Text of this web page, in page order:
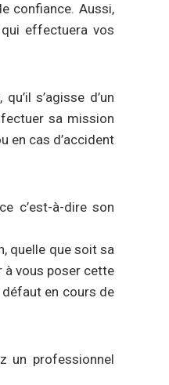
confiance. Aussi,
effectuera vos
s’agisse d’un
sa mission
en cas d’accident
c’est-à-dire son
quelle que soit sa
à vous poser cette
défaut en cours de
un professionnel